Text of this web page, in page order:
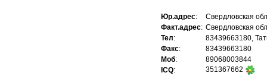
Юр.адрес:
Свердловская
Факт.адрес: Свердловская
Тел:
83439663180,
Факс:
83439663180
Моб:
89068003844
ICQ: 351367662